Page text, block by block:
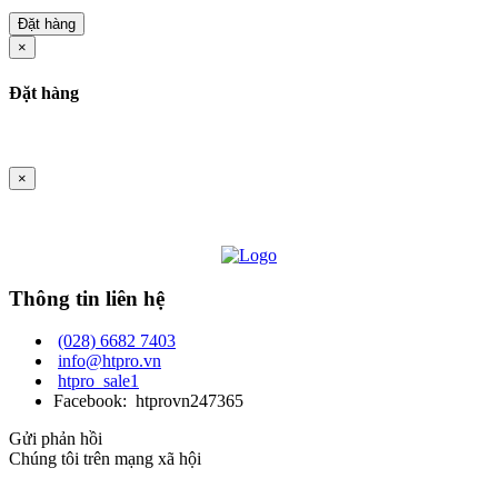
Đặt hàng
×
Đặt hàng
×
Thông tin liên hệ
(028) 6682 7403
info@htpro.vn
htpro_sale1
Facebook: htprovn247365
Gửi phản hồi
Chúng tôi trên mạng xã hội